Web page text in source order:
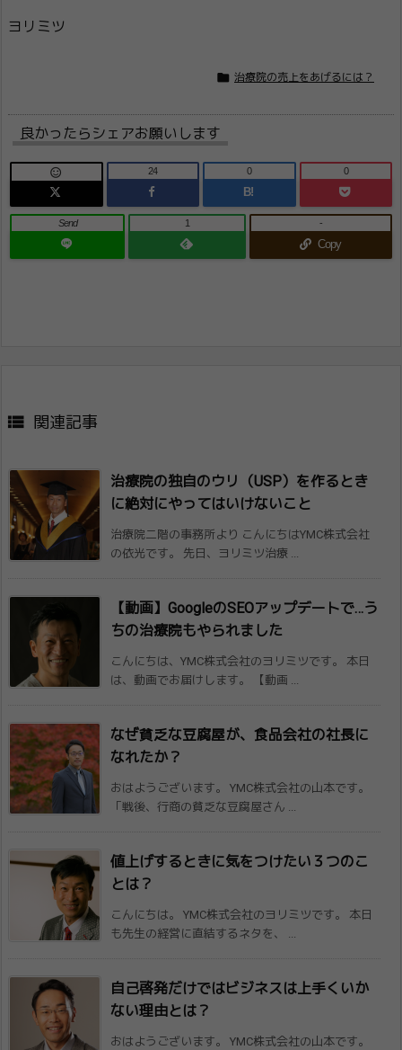
ヨリミツ
 治療院の売上をあげるには？
良かったらシェアお願いします
 24
B!
0 0
Send 1
Copy
-
 関連記事
治療院の独自のウリ（USP）を作るとき
に絶対にやってはいけないこと
治療院二階の事務所より こんにちはYMC株式会社
の依光です。 先日、ヨリミツ治療 ...
【動画】GoogleのSEOアップデート​で…う
ちの治療院もやられました
こんにちは、YMC株式会社のヨリミツです。 本日
は、動画でお届けします。 【動画 ...
なぜ貧乏な豆腐屋が、食品会社の社長に
なれ​たか？
おはようございます。 YMC株式会社の山本です。
「戦後、行商の貧乏な豆腐屋さん ...
値上げするときに気をつけたい３つのこ
とは​？
こんにちは。 YMC株式会社のヨリミツです。 本日
も先生の経営に直結するネタを、 ...
自己啓発だけではビジネスは上手くいか
ない​理由とは？
おはようございます。 YMC株式会社の山本です。